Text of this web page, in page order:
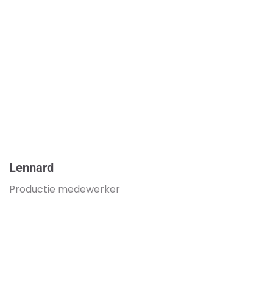
Lennard
Productie medewerker